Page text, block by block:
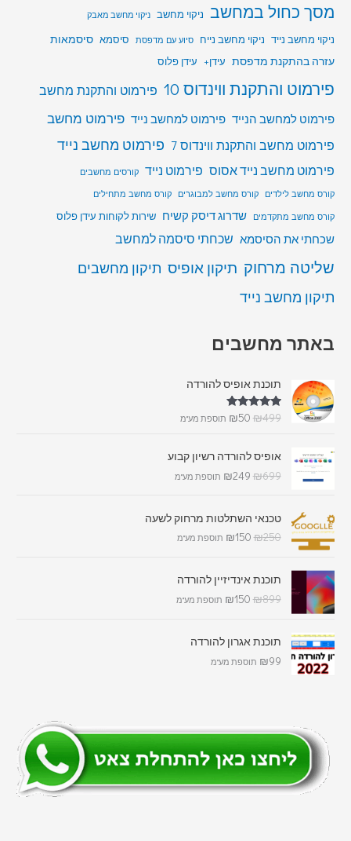
מסך כחול במחשב ניקוי מחשב ניקוי מחשב מאבק
ניקוי מחשב נייד ניקוי מחשב נייח סיוע עם מדפסת סיסמא סיסמאות
עזרה בהתקנת מדפסת עידן+ עידן פלוס
פירמוט והתקנת ווינדוס 10 פירמוט והתקנת מחשב
פירמוט למחשב הנייד פירמוט למחשב נייד פירמוט מחשב
פירמוט מחשב והתקנת ווינדוס 7
פירמוט מחשב נייד
פירמוט מחשב נייד אסוס פירמוט נייד קורסים מחשבים
קורס מחשב לילדים
קורס מחשב למבוגרים
קורס מחשב מתחילים
קורס מחשב מתקדמים
שדרוג דיסק קשיח שירות לקוחות עידן פלוס
שכחתי את הסיסמא שכחתי סיסמה למחשב
שליטה מרחוק תיקון אופיס תיקון מחשבים
תיקון מחשב נייד
באתר מחשבים
תוכנת אופיס להורדה
דורג5.00
₪499
₪50 תוספת מע"מ
אופיס להורדה רשיון קבוע
₪699
₪249 תוספת מע"מ
טכנאי השתלטות מרחוק לשעה
₪250
₪150 תוספת מע"מ
תוכנת אינדיזיין להורדה
₪899
₪150 תוספת מע"מ
תוכנת אגרון להורדה
₪99 תוספת מע"מ